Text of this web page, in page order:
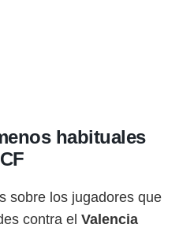
habituales
sobre los jugadores que
contra el Valencia